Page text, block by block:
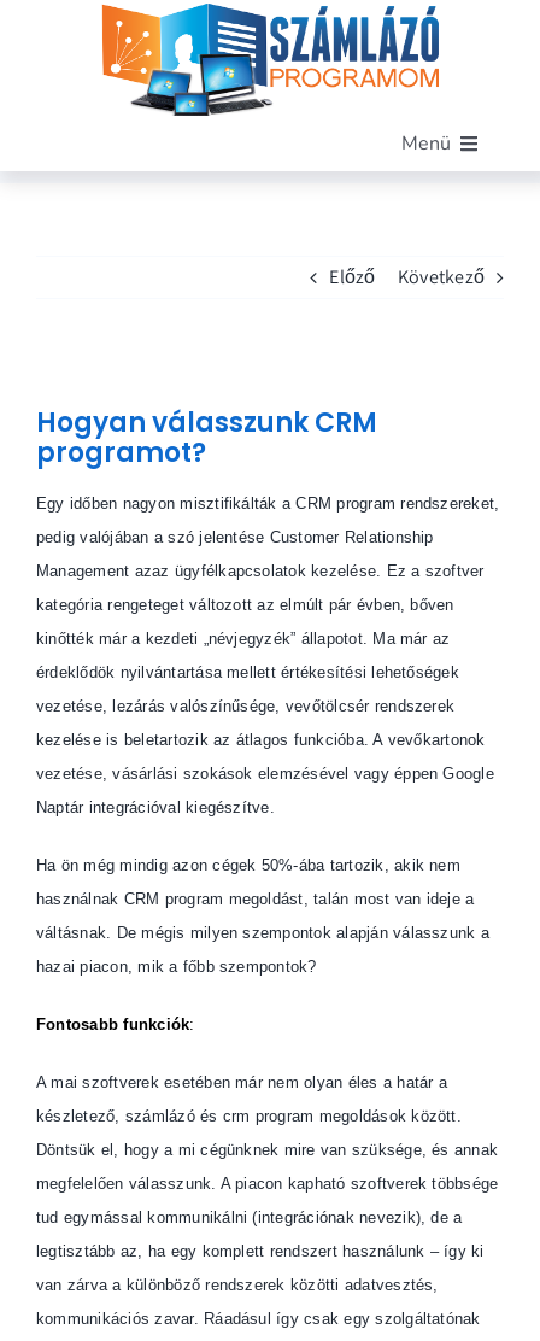
Menü
Blog
Demó letöltése
Előző Következő
Larger
Image
Hogyan válasszunk CRM
programot?
Egy időben nagyon misztifikálták a CRM program rendszereket,
pedig valójában a szó jelentése Customer Relationship
Management azaz ügyfélkapcsolatok kezelése. Ez a szoftver
kategória rengeteget változott az elmúlt pár évben, bőven
kinőtték már a kezdeti „névjegyzék” állapotot. Ma már az
érdeklődök nyilvántartása mellett értékesítési lehetőségek
vezetése, lezárás valószínűsége, vevőtölcsér rendszerek
kezelése is beletartozik az átlagos funkcióba. A vevőkartonok
vezetése, vásárlási szokások elemzésével vagy éppen Google
Naptár integrációval kiegészítve.
Ha ön még mindig azon cégek 50%-ába tartozik, akik nem
használnak CRM program megoldást, talán most van ideje a
váltásnak. De mégis milyen szempontok alapján válasszunk a
hazai piacon, mik a főbb szempontok?
Fontosabb funkciók:
A mai szoftverek esetében már nem olyan éles a határ a
készletező, számlázó és crm program megoldások között.
Döntsük el, hogy a mi cégünknek mire van szüksége, és annak
megfelelően válasszunk. A piacon kapható szoftverek többsége
tud egymással kommunikálni (integrációnak nevezik), de a
legtisztább az, ha egy komplett rendszert használunk – így ki
van zárva a különböző rendszerek közötti adatvesztés,
kommunikációs zavar. Ráadásul így csak egy szolgáltatónak